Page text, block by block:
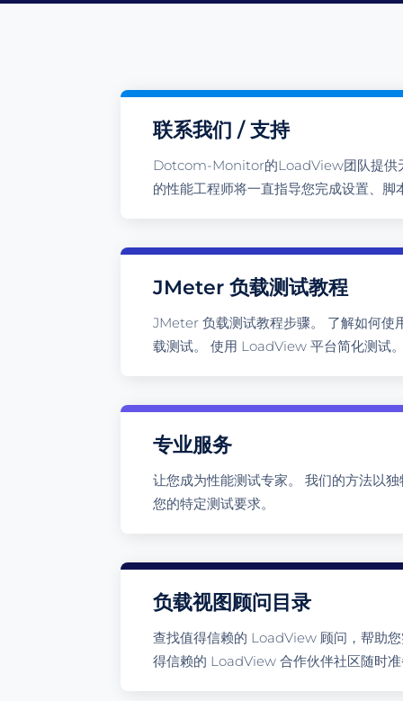
联系我们 / 支持
Dotcom-Monitor的LoadView团队提供
的性能工程师将一直指导您完成设置、脚
JMeter 负载测试教程
JMeter 负载测试教程步骤。 了解如何使
载测试。 使用 LoadView 平台简化测试
专业服务
让您成为性能测试专家。 我们的方法以
您的特定测试要求。
负载视图顾问目录
查找值得信赖的 LoadView 顾问，帮助
得信赖的 LoadView 合作伙伴社区随时